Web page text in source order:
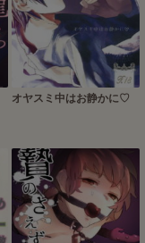
オヤスミ中はお静かに♡